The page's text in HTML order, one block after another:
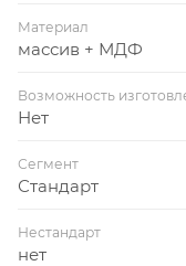
Материал
массив + МДФ
Возможность
Нет
Сегмент
Стандарт
Нестандарт
нет